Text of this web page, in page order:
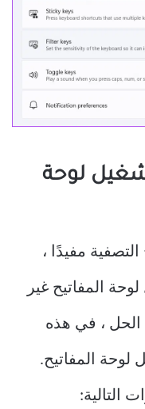
لوحة
مفيدًا ،
المفاتيح غير
، في هذه
لوحة المفاتيح.
التالية: